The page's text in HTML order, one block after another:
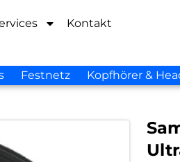
Kontakt
Festnetz Kopfhörer &